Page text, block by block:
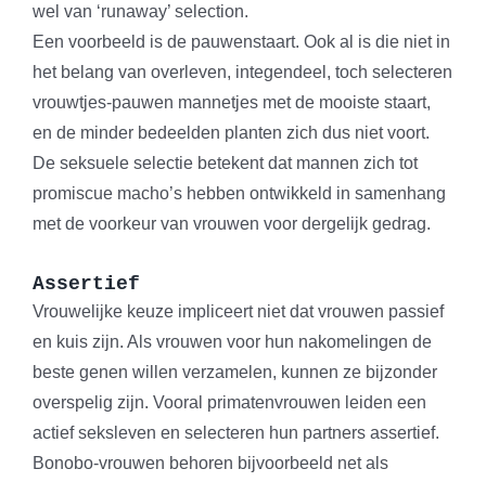
wel van ‘runaway’ selection.
Een voorbeeld is de pauwenstaart. Ook al is die niet in
het belang van overleven, integendeel, toch selecteren
vrouwtjes-pauwen mannetjes met de mooiste staart,
en de minder bedeelden planten zich dus niet voort.
De seksuele selectie betekent dat mannen zich tot
promiscue macho’s hebben ontwikkeld in samenhang
met de voorkeur van vrouwen voor dergelijk gedrag.
Assertief
Vrouwelijke keuze impliceert niet dat vrouwen passief
en kuis zijn. Als vrouwen voor hun nakomelingen de
beste genen willen verzamelen, kunnen ze bijzonder
overspelig zijn. Vooral primatenvrouwen leiden een
actief seksleven en selecteren hun partners assertief.
Bonobo-vrouwen behoren bijvoorbeeld net als